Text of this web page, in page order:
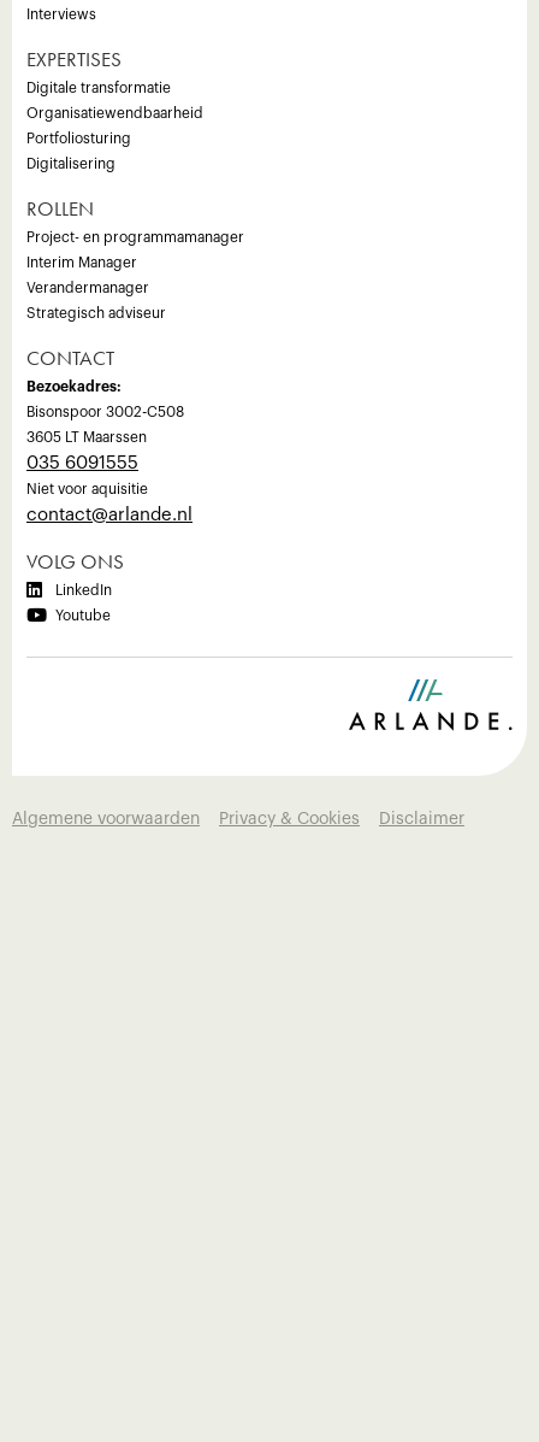
Interviews
EXPERTISES
Digitale transformatie
Organisatiewendbaarheid
Portfoliosturing
Digitalisering
ROLLEN
Project- en programmamanager
Interim Manager
Verandermanager
Strategisch adviseur
CONTACT
Bezoekadres:
Bisonspoor 3002-C508
3605 LT Maarssen
035 6091555
Niet voor aquisitie
‍contact@arlande.nl
VOLG ONS
 LinkedIn
 Youtube
Algemene voorwaarden Privacy & Cookies Disclaimer